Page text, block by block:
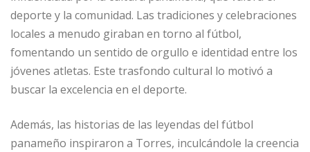
deporte y la comunidad. Las tradiciones y celebraciones
locales a menudo giraban en torno al fútbol,
fomentando un sentido de orgullo e identidad entre los
jóvenes atletas. Este trasfondo cultural lo motivó a
buscar la excelencia en el deporte.
Además, las historias de las leyendas del fútbol
panameño inspiraron a Torres, inculcándole la creencia